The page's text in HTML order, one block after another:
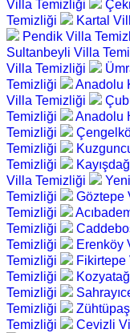
Villa Temizliği
Temizliği
Kartal
Pendik Villa
Sultanbeyli Villa
Villa Temizliği
Temizliği
Anadolu
Villa Temizliği
Temizliği
Anadolu
Temizliği
Temizliği
Temizliği
Villa Temizliği
Temizliği
Göztepe
Temizliği
Temizliği
Temizliği
Erenköy
Temizliği
Fikirtepe
Temizliği
Temizliği
Temizliği
Temizliği
Cevizli